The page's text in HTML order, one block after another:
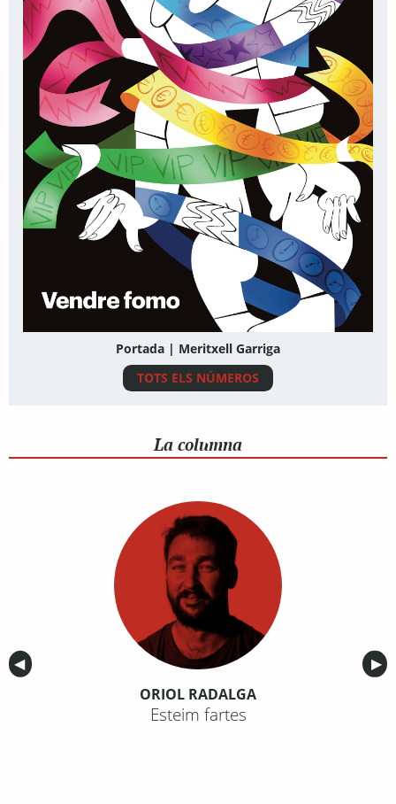
Portada | Meritxell Garriga
TOTS ELS NÚMEROS
La columna
Anterior
◀︎ ▶︎
ORIOL RADALGA
Esteim fartes